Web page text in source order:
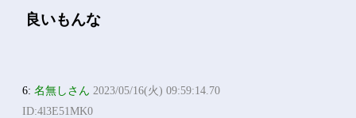
良いもんな
6:名無しさん 2023/05/16(火) 09:59:14.70
ID:4l3E51MK0